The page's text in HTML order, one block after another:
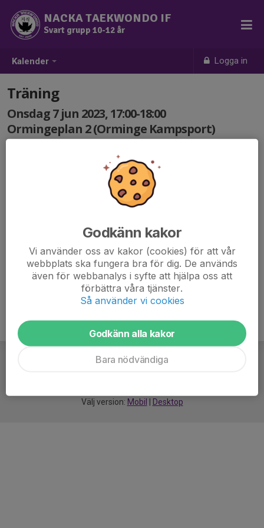
Kalender Logga in
NACKA TAEKWONDO IF
Svart grupp 10-12 år
Träning
Onsdag 7 jun 2023, 17:00-18:00
Ormingeplan 2 (Orminge Kampsport)
Välj version: Mobil Desktop
Godkänn kakor
Vi använder oss av kakor (cookies) för att vår
webbplats ska fungera bra för dig. De används
även för webbanalys i syfte att hjälpa oss att
förbättra våra tjänster.
Så använder vi cookies
Godkänn alla kakor
Bara nödvändiga